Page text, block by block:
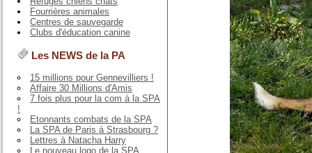
Fourrières animales
Centres de sauvegarde
Clubs d'éducation canine
Les NEWS de la PA
15 millions pour Gennevilliers !
Affaire 30 Millions d'Amis
7 fois plus pour la com à la SPA
!
Etonnants combats de la SPA
La SPA de Paris à Strasbourg ?
Lettres à Natacha Harry
Le nouveau logo de la SPA